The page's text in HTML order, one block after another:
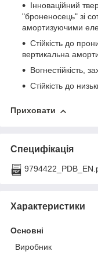
Інноваційний
"броненосець" зі
амортизуючими
Стійкість до
вертикальна
Вогнестійкість,
Стійкість до
Приховати
Специфікація
Характеристики
Основні
Виробник